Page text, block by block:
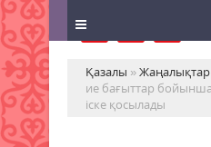
Қазалы »Жаңалықтар
ие бағыттар
іске қосылады